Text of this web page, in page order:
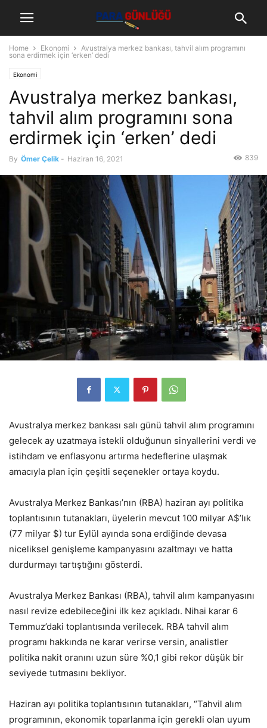
Home Ekonomi
Avustralya merkez bankası, tahvil alım programını
sona erdirmek için ‘erken’ dedi
Ekonomi
Avustralya merkez bankası,
tahvil alım programını sona
erdirmek için ‘erken’ dedi
By Ömer Çelik - Haziran 16, 2021 839
Avustralya merkez bankası salı günü tahvil alım programını
gelecek ay uzatmaya istekli olduğunun sinyallerini verdi ve
istihdam ve enflasyonu artırma hedeflerine ulaşmak
amacıyla plan için çeşitli seçenekler ortaya koydu.
Avustralya Merkez Bankası’nın (RBA) haziran ayı politika
toplantısının tutanakları, üyelerin mevcut 100 milyar A$’lık
(77 milyar $) tur Eylül ayında sona erdiğinde devasa
niceliksel genişleme kampanyasını azaltmayı ve hatta
durdurmayı tartıştığını gösterdi.
Avustralya Merkez Bankası (RBA), tahvil alım kampanyasını
nasıl revize edebileceğini ilk kez açıkladı. Nihai karar 6
Temmuz’daki toplantısında verilecek. RBA tahvil alım
programı hakkında ne karar verirse versin, analistler
politika nakit oranını uzun süre %0,1 gibi rekor düşük bir
seviyede tutmasını bekliyor.
Haziran ayı politika toplantısının tutanakları, “Tahvil alım
programının, ekonomik toparlanma için gerekli olan uyum